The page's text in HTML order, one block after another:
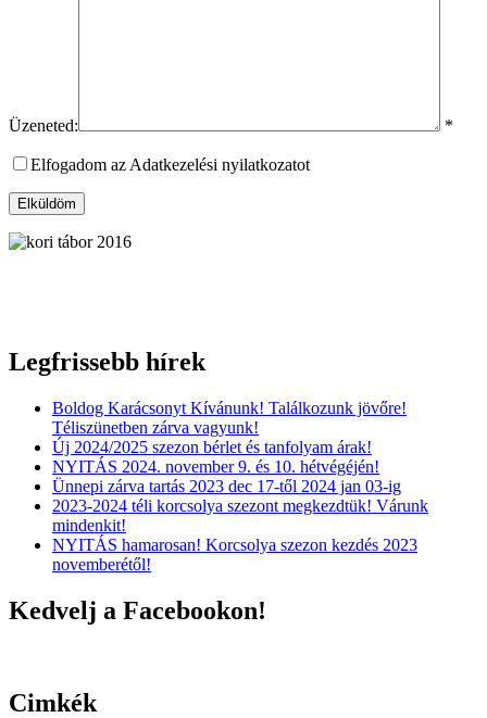
Üzeneted: *
Elfogadom az Adatkezelési nyilatkozatot
Legfrissebb hírek
Boldog Karácsonyt Kívánunk! Találkozunk jövőre!
Téliszünetben zárva vagyunk!
Új 2024/2025 szezon bérlet és tanfolyam árak!
NYITÁS 2024. november 9. és 10. hétvégéjén!
Ünnepi zárva tartás 2023 dec 17-től 2024 jan 03-ig
2023-2024 téli korcsolya szezont megkezdtük! Várunk
mindenkit!
NYITÁS hamarosan! Korcsolya szezon kezdés 2023
novemberétől!
Kedvelj a Facebookon!
Cimkék